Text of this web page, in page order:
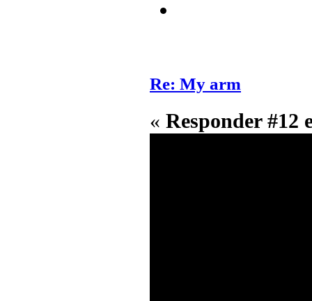
Re: My arm
« Responder #12